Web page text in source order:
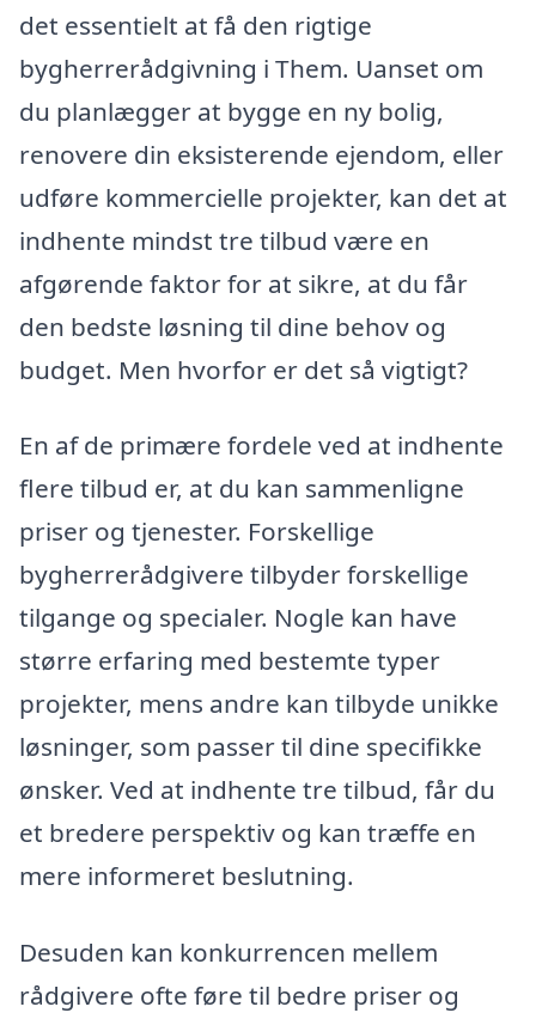
det essentielt at få den rigtige
bygherrerådgivning i Them. Uanset om
du planlægger at bygge en ny bolig,
renovere din eksisterende ejendom, eller
udføre kommercielle projekter, kan det at
indhente mindst tre tilbud være en
afgørende faktor for at sikre, at du får
den bedste løsning til dine behov og
budget. Men hvorfor er det så vigtigt?
En af de primære fordele ved at indhente
flere tilbud er, at du kan sammenligne
priser og tjenester. Forskellige
bygherrerådgivere tilbyder forskellige
tilgange og specialer. Nogle kan have
større erfaring med bestemte typer
projekter, mens andre kan tilbyde unikke
løsninger, som passer til dine specifikke
ønsker. Ved at indhente tre tilbud, får du
et bredere perspektiv og kan træffe en
mere informeret beslutning.
Desuden kan konkurrencen mellem
rådgivere ofte føre til bedre priser og